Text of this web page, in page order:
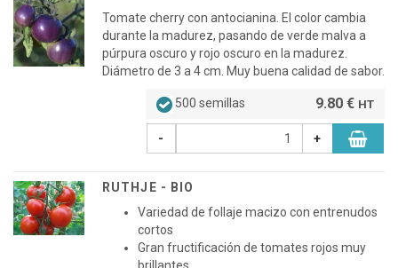
Tomate cherry con antocianina. El color cambia
durante la madurez, pasando de verde malva a
púrpura oscuro y rojo oscuro en la madurez.
Diámetro de 3 a 4 cm. Muy buena calidad de sabor.
500 semillas 9.80 € HT
- +
RUTHJE - BIO
Variedad de follaje macizo con entrenudos
cortos
Gran fructificación de tomates rojos muy